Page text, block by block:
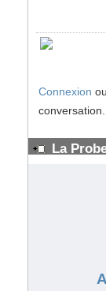
Connexion ou
conversation.
La